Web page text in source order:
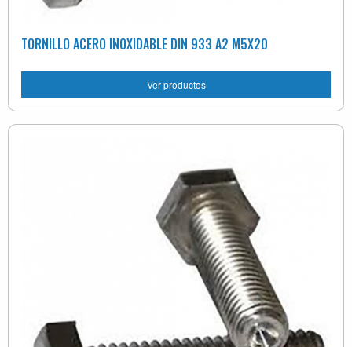
TORNILLO ACERO INOXIDABLE DIN 933 A2 M5X20
Ver productos